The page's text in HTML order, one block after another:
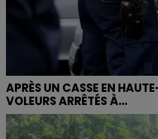
APRÈS UN CASSE EN
VOLEURS ARRÊTÉS À...